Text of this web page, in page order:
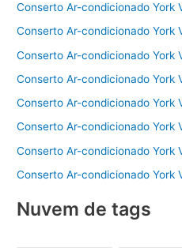
Conserto Ar-condicionado York
Conserto Ar-condicionado York
Conserto Ar-condicionado York
Conserto Ar-condicionado York
Conserto Ar-condicionado York
Conserto Ar-condicionado York
Conserto Ar-condicionado York
Conserto Ar-condicionado York
Nuvem de tags